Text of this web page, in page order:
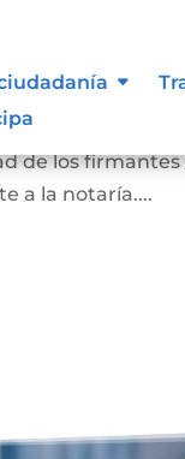
en un
de los
a la notaría....